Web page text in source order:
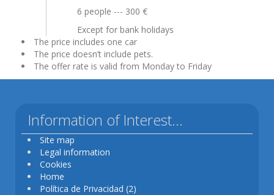
6 people --- 300 €
Except for bank holidays
The price includes one car
The price doesn’t include pets.
The offer rate is valid from Monday to Friday
Information of Interest...
Site map
Legal information
Cookies
Home
Política de Privacidad (2)